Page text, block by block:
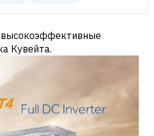
высокоэффективные
Кувейта.